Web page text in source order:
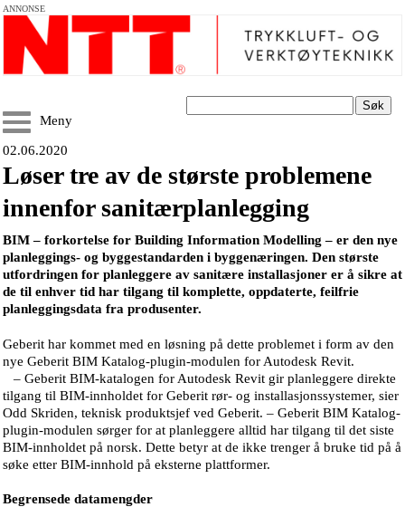
ANNONSE
Søk
Meny
02.06.2020
Løser tre av de største problemene
innenfor sanitærplanlegging
BIM – forkortelse for Building Information Modelling – er den nye
planleggings- og byggestandarden i byggenæringen. Den største
utfordringen for planleggere av sanitære installasjoner er å sikre at
de til enhver tid har tilgang til komplette, oppdaterte, feilfrie
planleggingsdata fra produsenter.
Geberit har kommet med en løsning på dette problemet i form av den
nye Geberit BIM Katalog-plugin-modulen for Autodesk Revit.
– Geberit BIM-katalogen for Autodesk Revit gir planleggere direkte
tilgang til BIM-innholdet for Geberit rør- og installasjonssystemer, sier
Odd Skriden, teknisk produktsjef ved Geberit. – Geberit BIM Katalog-
plugin-modulen sørger for at planleggere alltid har tilgang til det siste
BIM-innholdet på norsk. Dette betyr at de ikke trenger å bruke tid på å
søke etter BIM-innhold på eksterne plattformer.
Begrensede datamengder